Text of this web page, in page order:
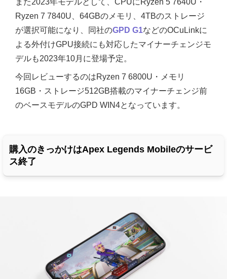
Ryzen 7 7840U、64GBのメモリ、4TBのストレージ
が選択可能になり、同社のGPD G1などのOCuLinkに
よる外付けGPU接続にも対応したマイナーチェンジモ
デルも2023年10月に登場予定。
今回レビューするのはRyzen 7 6800U・メモリ
16GB・ストレージ512GB搭載のマイナーチェンジ前
のベースモデルのGPD WIN4となっています。
購入のきっかけはApex Legends Mobileのサービ
ス終了